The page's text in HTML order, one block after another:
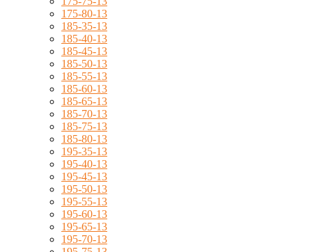
175-80-13
185-35-13
185-40-13
185-45-13
185-50-13
185-55-13
185-60-13
185-65-13
185-70-13
185-75-13
185-80-13
195-35-13
195-40-13
195-45-13
195-50-13
195-55-13
195-60-13
195-65-13
195-70-13